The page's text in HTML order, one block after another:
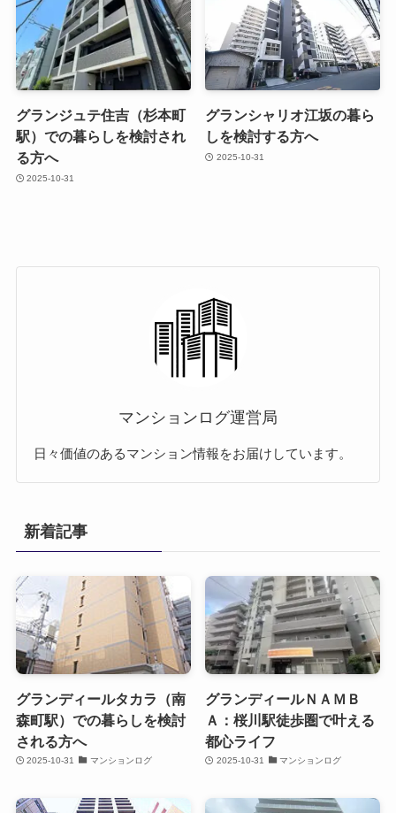
グランジュテ住吉（杉本町
駅）での暮らしを検討され
る方へ
2025-10-31
グランシャリオ江坂の暮ら
しを検討する方へ
2025-10-31
マンションログ運営局
日々価値のあるマンション情報をお届けしています。
新着記事
グランディールタカラ（南
森町駅）での暮らしを検討
される方へ
2025-10-31 マンションログ
グランディールＮＡＭＢ
Ａ：桜川駅徒歩圏で叶える
都心ライフ
2025-10-31 マンションログ